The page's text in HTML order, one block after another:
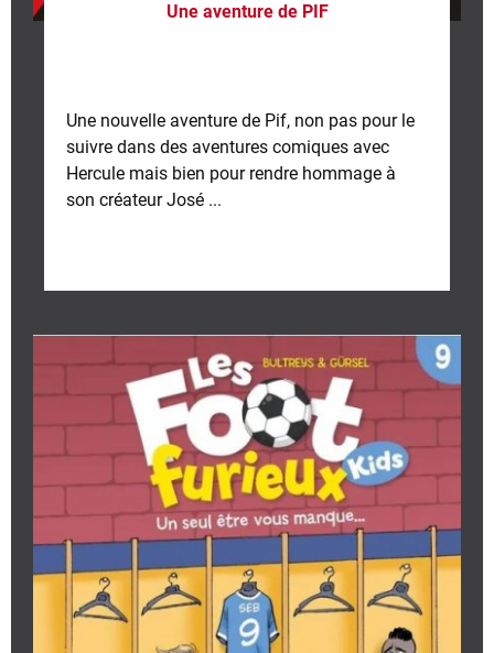
Une aventure de PIF
Une nouvelle aventure de Pif, non pas pour le
suivre dans des aventures comiques avec
Hercule mais bien pour rendre hommage à
son créateur José ...